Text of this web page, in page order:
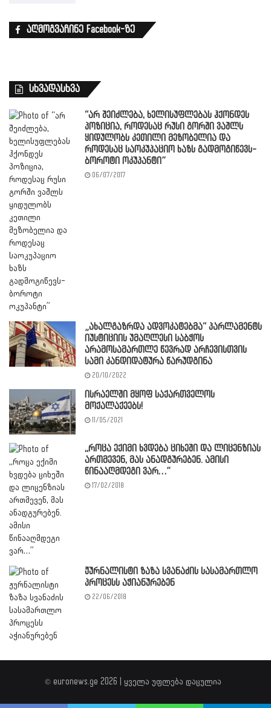
აღმოგვაჩინე Facebook-ზე
სხვადასხვა
“არ შეიძლება, ხელისუფლებას ჰქონდეს
პოზიცია, როდესაც რუსი გორში ვაშლს
ყიდულობს კეთილი მეზობელია და
როდესაც საოკუპაციო ხაზს გადმოგიწევს-
ბოროტი ოკუპანტი”
06/07/2017
„ახალგაზრდა ადვოკატებმა“ პარლამენტს
იუსტიციის უმაღლესი საბჭოს
არამოსამართლე წევრად არჩევისთვის
სამი კანდიდატურა წარუდგინა
20/10/2022
ისრაელში მყოფ საქართველოს
მოქალაქეებს!
11/05/2021
,,როცა ექიმი ხვდება ციხეში და ლიცენზიას
ართმევენ, მას ანადგურებენ. ამისი
წინააღმდეგი ვარ…”
17/02/2018
ჟურნალისტი ზაზა სვანაძის სასამართლო
პროცესს აჭიანურებენ
22/06/2018
© euronews.ge 2026 | ყველა უფლება დაცულია